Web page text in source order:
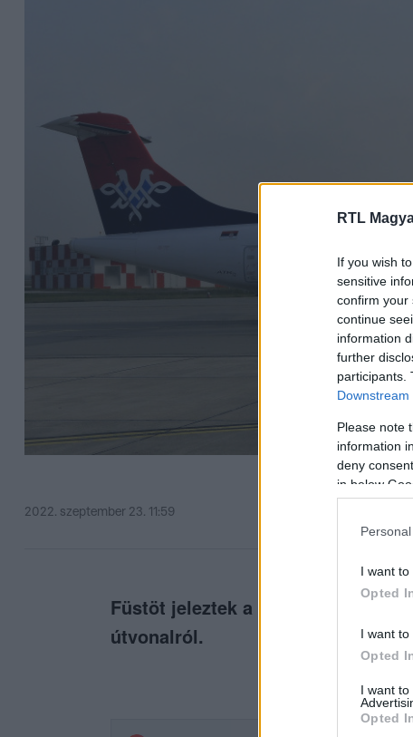
RTL
If you wish
sensitive
confirm your
continue
information
further
participants.
Please note
information
deny
in below
I want to
Opted
I want to
Opted
I want
Opted
2022. szeptember 23. 11:59
Füstöt jeleztek a biztonsági
útvonalról.